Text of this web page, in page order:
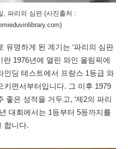
, 파리의 심판 (사진출처 :
유명하게 된 계기는 ‘파리의 심판
란 1976년에 열린 와인 올림픽에
인딩 테스트에서 프랑스 1등급 와
키면서부터입니다. 그 이후 1979
좋은 성적을 거두고, ‘제2의 파리
대회에서는 1등부터 5등까지를
합니다.